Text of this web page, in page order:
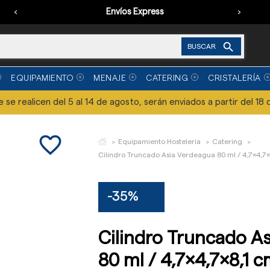
Envíos Express
‹ ›
BUSCAR 
EQUIPAMIENTO MENAJE CATERING CRISTALERÍA
se realicen del 5 al 14 de agosto, serán enviados a partir del
favorite_border Equipamiento Hostelería
Catering
Cilindro Truncado Asia Verdeagua 80 ml /
-35%
Cilindro Truncado
80 ml / 4,7x4,7x8,1